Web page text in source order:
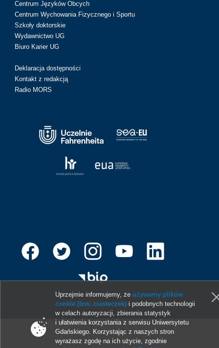
Centrum Języków Obcych
Centrum Wychowania Fizycznego i Sportu
Szkoły doktorskie
Wydawnictwo UG
Biuro Karier UG
Deklaracja dostępności
Kontakt z redakcją
Radio MORS
© 2013-2026 Uniwersytet Gdański
Uprzejmie informujemy, że używamy plików
cookie (tzw. ciasteczek) i podobnych technologii
w celach autoryzacji, zbierania statystyk
i ułatwienia korzystania z serwisu Uniwersytetu
Gdańskiego. Korzystając z naszych stron
wyrażasz zgodę na ich użycie, zgodnie